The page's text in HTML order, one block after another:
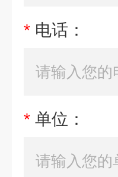
* 电话：
* 单位：